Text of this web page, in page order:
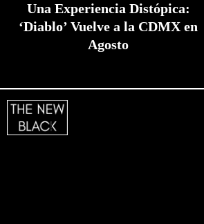
Una Experiencia Distópica:
‘Diablo’ Vuelve a la CDMX en
Agosto